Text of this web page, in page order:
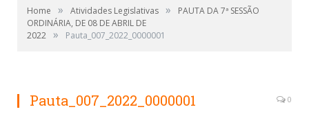
Home » Atividades Legislativas »
PAUTA DA 7ª SESSÃO
ORDINÁRIA, DE 08 DE ABRIL DE
2022 » Pauta_007_2022_0000001
Pauta_007_2022_0000001 0